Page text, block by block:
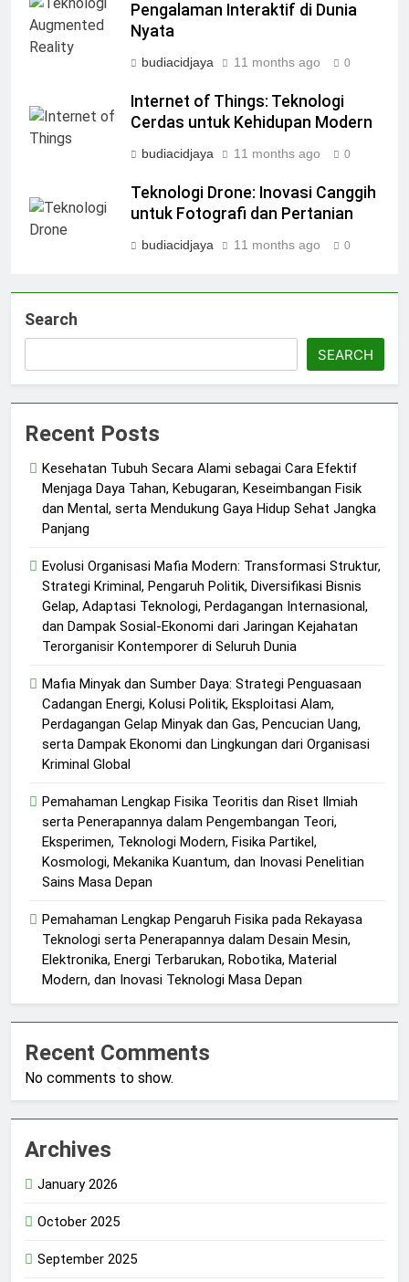
Pengalaman Interaktif di Dunia
Nyata
budiacidjaya 11 months ago 0
Internet of Things: Teknologi
Cerdas untuk Kehidupan Modern
budiacidjaya 11 months ago 0
Teknologi Drone: Inovasi Canggih
untuk Fotografi dan Pertanian
budiacidjaya 11 months ago 0
Search
SEARCH
Recent Posts
Kesehatan Tubuh Secara Alami sebagai Cara Efektif
Menjaga Daya Tahan, Kebugaran, Keseimbangan Fisik
dan Mental, serta Mendukung Gaya Hidup Sehat Jangka
Panjang
Evolusi Organisasi Mafia Modern: Transformasi Struktur,
Strategi Kriminal, Pengaruh Politik, Diversifikasi Bisnis
Gelap, Adaptasi Teknologi, Perdagangan Internasional,
dan Dampak Sosial-Ekonomi dari Jaringan Kejahatan
Terorganisir Kontemporer di Seluruh Dunia
Mafia Minyak dan Sumber Daya: Strategi Penguasaan
Cadangan Energi, Kolusi Politik, Eksploitasi Alam,
Perdagangan Gelap Minyak dan Gas, Pencucian Uang,
serta Dampak Ekonomi dan Lingkungan dari Organisasi
Kriminal Global
Pemahaman Lengkap Fisika Teoritis dan Riset Ilmiah
serta Penerapannya dalam Pengembangan Teori,
Eksperimen, Teknologi Modern, Fisika Partikel,
Kosmologi, Mekanika Kuantum, dan Inovasi Penelitian
Sains Masa Depan
Pemahaman Lengkap Pengaruh Fisika pada Rekayasa
Teknologi serta Penerapannya dalam Desain Mesin,
Elektronika, Energi Terbarukan, Robotika, Material
Modern, dan Inovasi Teknologi Masa Depan
Recent Comments
No comments to show.
Archives
January 2026
October 2025
September 2025